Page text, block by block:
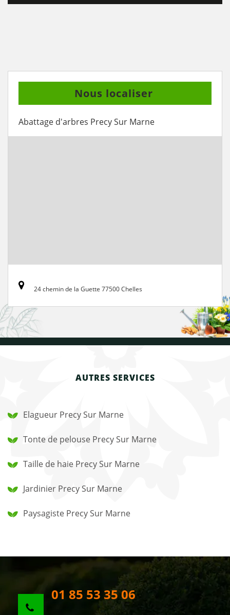
Nous localiser
Abattage d'arbres Precy Sur Marne
24 chemin de la Guette 77500 Chelles
AUTRES SERVICES
Elagueur Precy Sur Marne
Tonte de pelouse Precy Sur Marne
Taille de haie Precy Sur Marne
Jardinier Precy Sur Marne
Paysagiste Precy Sur Marne
01 85 53 35 06